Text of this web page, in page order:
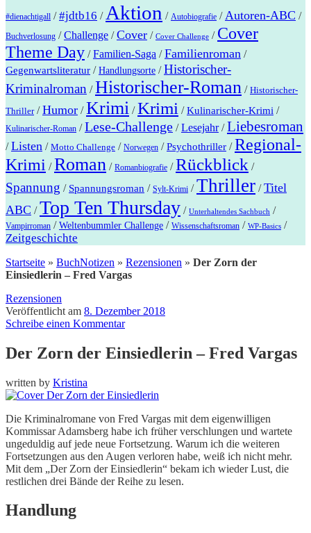
#dienachtigall /#jdtb16 / Aktion / Autobiografie / Autoren-ABC /
Buchverlosung /Challenge /Cover / Cover Challenge / Cover
Theme Day /Familien-Saga /Familienroman /
Gegenwartsliteratur / Handlungsorte /Historischer-
Kriminalroman /Historischer-Roman / Historischer-
Thriller/Humor /Krimi /Krimi /Kulinarischer-Krimi /
Kulinarischer-Roman /Lese-Challenge /Lesejahr/Liebesroman
/Listen / Motto Challenge / Norwegen /Psychothriller /Regional-
Krimi /Roman / Romanbiografie /Rückblick /
Spannung / Spannungsroman / Sylt-Krimi /Thriller /Titel
ABC /Top Ten Thursday / Unterhaltendes Sachbuch /
Vampirroman / Weltenbummler Challenge / Wissenschaftsroman / WP-Basics /
Zeitgeschichte
Startseite » BuchNotizen » Rezensionen » Der Zorn der
Einsiedlerin – Fred Vargas
Rezensionen
Veröffentlicht am 8. Dezember 2018
Schreibe einen Kommentar
Der Zorn der Einsiedlerin – Fred Vargas
written by Kristina
Die Kriminalromane von Fred Vargas mit dem eigenwilligen
Kommissar Adamsberg habe ich früher verschlungen und wartete
ungeduldig auf jede neue Fortsetzung. Warum ich die weiteren
Fortsetzungen aus den Augen verloren habe, weiß ich nicht mehr.
Mit dem „Der Zorn der Einsiedlerin“ bekam ich wieder Lust, die
restlichen drei Bände der Reihe zu lesen.
Handlung